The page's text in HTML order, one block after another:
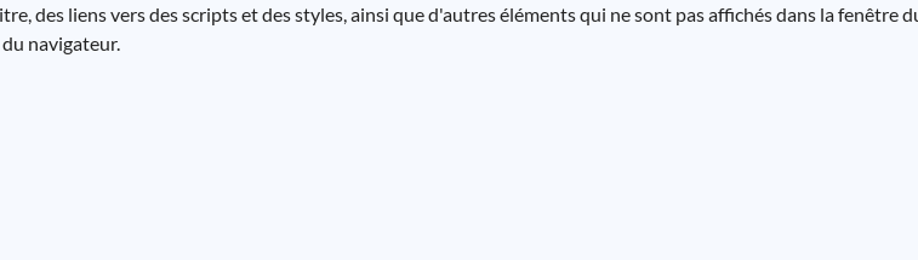
des liens vers des scripts et des styles, ainsi que d'autres éléments qui ne sont pas affichés dans la fenêtre
navigateur.